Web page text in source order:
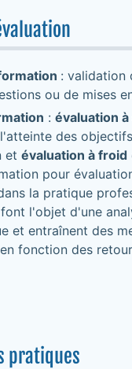
: validation
ou de mises
: évaluation
des
et évaluation à froid
pour
la pratique
l'objet d'une
et entraînent des
fonction des
pratiques